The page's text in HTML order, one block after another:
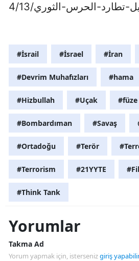
تطارد-الحرس-الثوري
#İsrail #İsrael #İran
#Devrim Muhafızları #hama
#Hizbullah #Uçak #füze
#Bombardıman #Savaş
#Ortadoğu #Terör
#Terrorism #21YYTE
#Think Tank
Yorumlar
Takma Ad
Yorum yapmak için, istersenizgiriş